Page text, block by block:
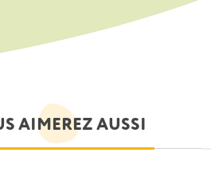
AIMEREZ AUSSI